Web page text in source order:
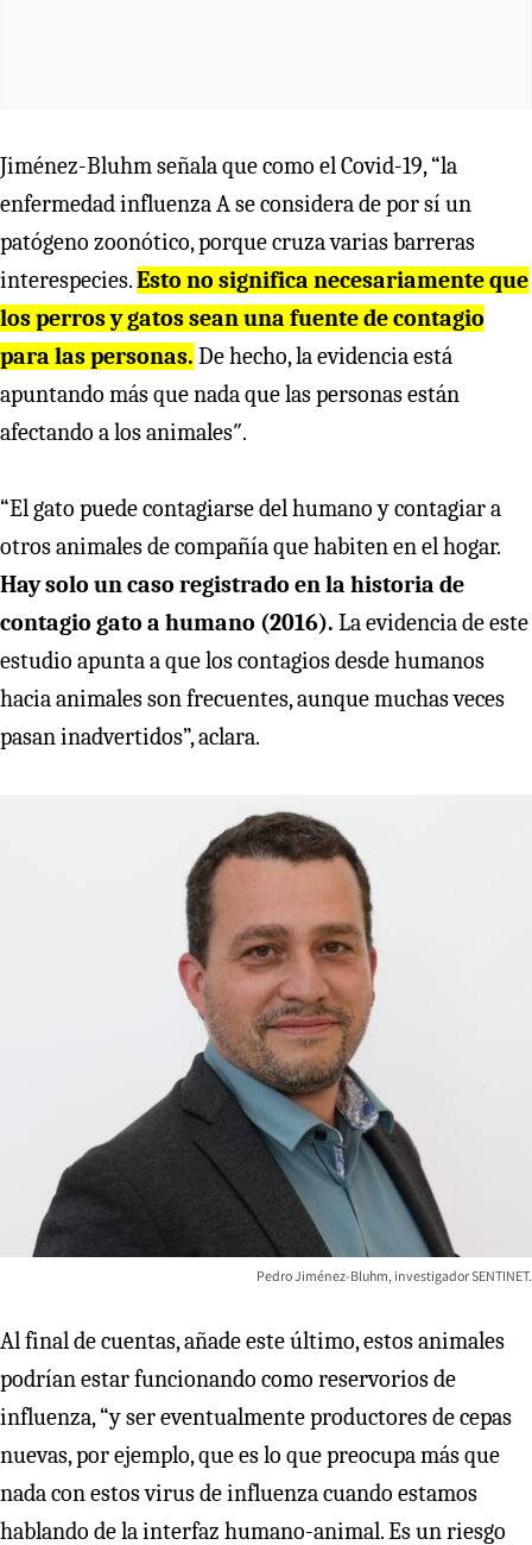
Jiménez-Bluhm señala que como el Covid-19, “la
enfermedad influenza A se considera de por sí un
patógeno zoonótico, porque cruza varias barreras
interespecies.Esto no significa necesariamente que
los perros y gatos sean una fuente de contagio
para las personas. De hecho, la evidencia está
apuntando más que nada que las personas están
afectando a los animales″.
“El gato puede contagiarse del humano y contagiar a
otros animales de compañía que habiten en el hogar.
Hay solo un caso registrado en la historia de
contagio gato a humano (2016). La evidencia de este
estudio apunta a que los contagios desde humanos
hacia animales son frecuentes, aunque muchas veces
pasan inadvertidos”, aclara.
Pedro Jiménez-Bluhm, investigador SENTINET.
Al final de cuentas, añade este último, estos animales
podrían estar funcionando como reservorios de
influenza, “y ser eventualmente productores de cepas
nuevas, por ejemplo, que es lo que preocupa más que
nada con estos virus de influenza cuando estamos
hablando de la interfaz humano-animal. Es un riesgo